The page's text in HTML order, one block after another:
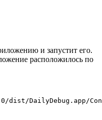
и запустит его.
расположилось по
dist/DailyDebug.app/